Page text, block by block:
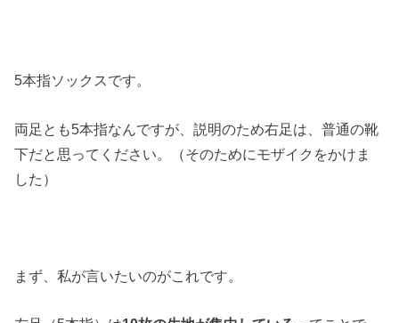
5本指ソックスです。
両足とも5本指なんですが、説明のため右足は、普通の靴
下だと思ってください。（そのためにモザイクをかけま
した）
まず、私が言いたいのがこれです。